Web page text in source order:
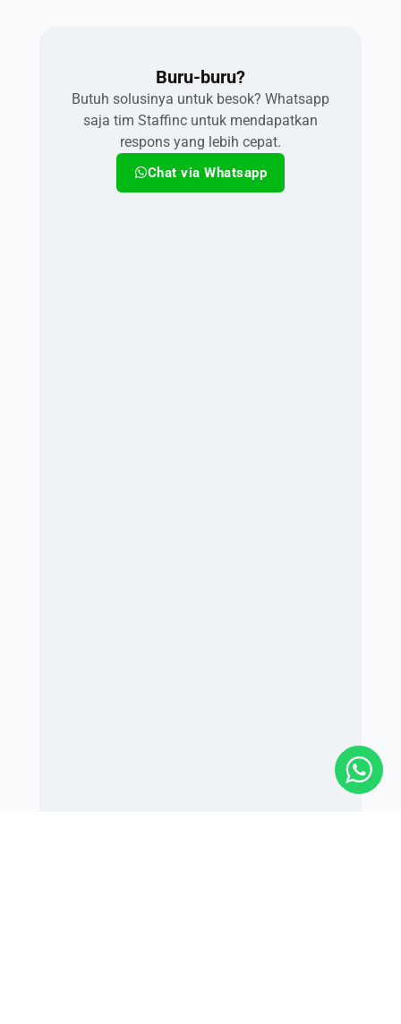
Buru-buru?​
Butuh solusinya untuk besok? Whatsapp
saja tim Staffinc untuk mendapatkan
respons yang lebih cepat.
Chat via Whatsapp